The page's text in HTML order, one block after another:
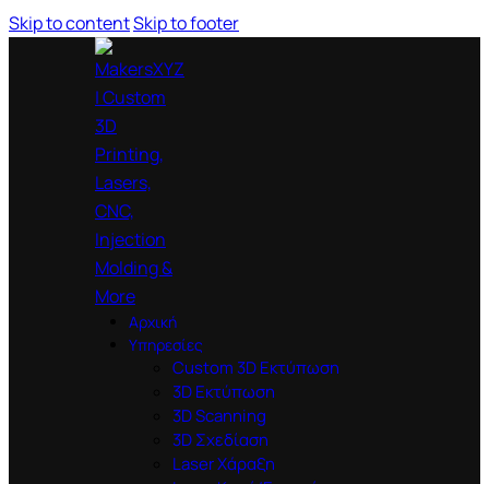
Skip to contentSkip to footer
Αρχική
Υπηρεσίες
Custom 3D Εκτύπωση
3D Εκτύπωση
3D Scanning
3D Σχεδίαση
Laser Χάραξη